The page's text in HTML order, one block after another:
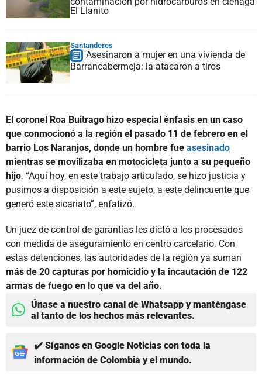
El Llanito
Santanderes
Asesinaron a mujer en una vivienda de
Barrancabermeja: la atacaron a tiros
El coronel Roa Buitrago hizo especial énfasis en un caso
que conmocionó a la región el pasado 11 de febrero en el
barrio Los Naranjos, donde un hombre fue asesinado
mientras se movilizaba en motocicleta junto a su pequeño
hijo. “Aquí hoy, en este trabajo articulado, se hizo justicia y
pusimos a disposición a este sujeto, a este delincuente que
generó este sicariato”, enfatizó.
Un juez de control de garantías les dictó a los procesados
con medida de aseguramiento en centro carcelario. Con
estas detenciones, las autoridades de la región ya suman
más de 20 capturas por homicidio y la incautación de 122
armas de fuego en lo que va del año.
Únase a nuestro canal de Whatsapp y manténgase
al tanto de los hechos más relevantes.
✔️ Síganos en Google Noticias con toda la
información de Colombia y el mundo.